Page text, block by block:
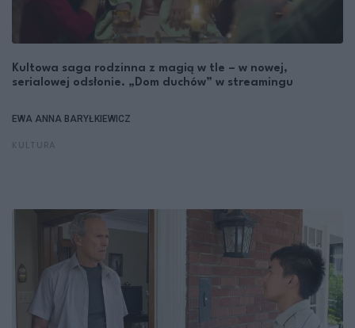
Kultowa saga rodzinna z magią w tle – w nowej,
serialowej odsłonie. „Dom duchów” w streamingu
EWA ANNA BARYŁKIEWICZ